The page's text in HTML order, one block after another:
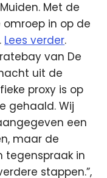
Met de
in op de
Lees verder.
van De
uit de
proxy is op
gehaald. Wij
een
maar de
tegenspraak in
stappen.”,